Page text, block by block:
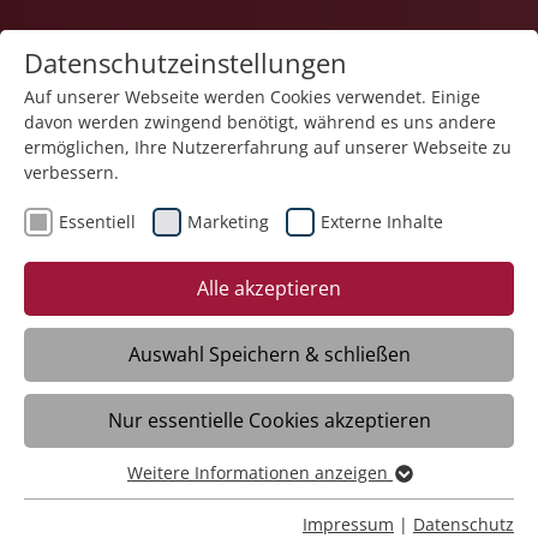
Karriere
Job und Freizeit im Einklang?
Mehr Zeit für deine Kinder?
Datenschutzeinstellungen
Auf unserer Webseite werden Cookies verwendet. Einige
davon werden zwingend benötigt, während es uns andere
ermöglichen, Ihre Nutzererfahrung auf unserer Webseite zu
verbessern.
Essentiell Marketing Externe Inhalte
Alle akzeptieren
Auswahl Speichern & schließen
Nur essentielle Cookies akzeptieren
Essentiell
Essentielle Cookies werden für grundlegende Funktionen
Weitere Informationen anzeigen
Impressum | Datenschutz